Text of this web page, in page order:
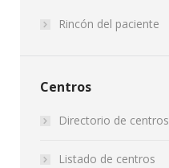
Rincón del paciente
Centros
Directorio de centros
Listado de centros